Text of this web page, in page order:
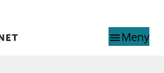
menuMeny